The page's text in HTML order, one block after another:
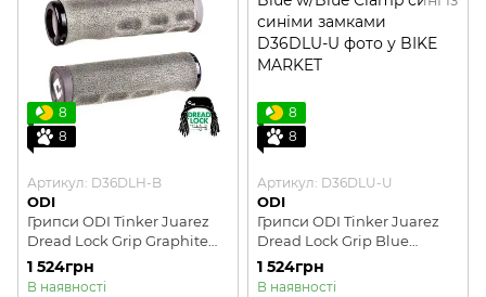
8
8
Артикул: D36DLH-B
ODI
Грипси ODI Tinker Juarez
Dread Lock Grip Graphite
w/Black Clamp сірі із
чорними замками
1 524грн
В наявності
8
8
Артикул: D36DLU-U
ODI
Грипси ODI Tinker Juarez
Dread Lock Grip Blue
w/Blue Clamp сині із
синіми замками
1 524грн
В наявності